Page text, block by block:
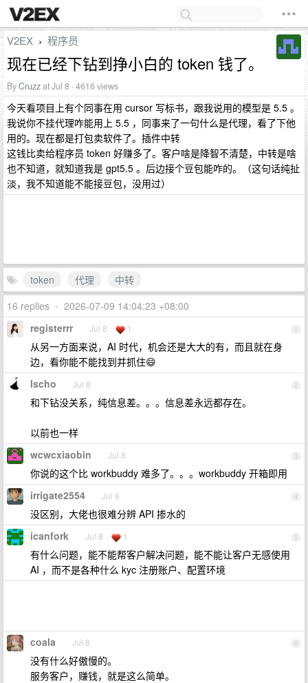
V2EX › 程序员
现在已经下钻到挣小白的 token 钱了。
ByCruzzat Jul 8 · 4616 views
今天看项目上有个同事在用 cursor 写标书，跟我说用的模型是 5.5 。
我说你不挂代理咋能用上 5.5 ，同事来了一句什么是代理，看了下他
用的。现在都是打包卖软件了。插件中转
这钱比卖给程序员 token 好赚多了。客户啥是降智不清楚，中转是啥
也不知道，就知道我是 gpt5.5 。后边接个豆包能咋的。（这句话纯扯
淡，我不知道能不能接豆包，没用过）
token 代理
中转
16 replies • 2026-07-09 14:04:23 +08:00
1
registerrr Jul 8 1
从另一方面来说，AI 时代，机会还是大大的有，而且就在身
边，看你能不能找到并抓住😄
2
lscho Jul 8
和下钻没关系，纯信息差。。。信息差永远都存在。
以前也一样
3
wcwcxiaobin Jul 8
你说的这个比 workbuddy 难多了。。。workbuddy 开箱即用
4
irrigate2554 Jul 8
没区别，大佬也很难分辨 API 掺水的
5
icanfork Jul 8 1
有什么问题，能不能帮客户解决问题，能不能让客户无感使用
AI ，而不是各种什么 kyc 注册账户、配置环境
6
coala Jul 8
没有什么好傲慢的。
服务客户，赚钱，就是这么简单。